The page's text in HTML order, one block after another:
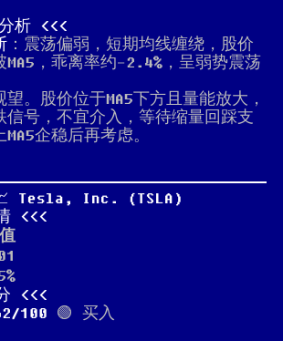
析
：震荡偏弱，短期均线缠绕，股价
MA5，乖离率约-2.4%，呈弱势震荡
望。股价位于MA5下方且量能放大，
信号，不宜介入，等待缩量回踩支
企稳后再考虑。
Tesla, Inc. (TSLA)
100 🟢 买入